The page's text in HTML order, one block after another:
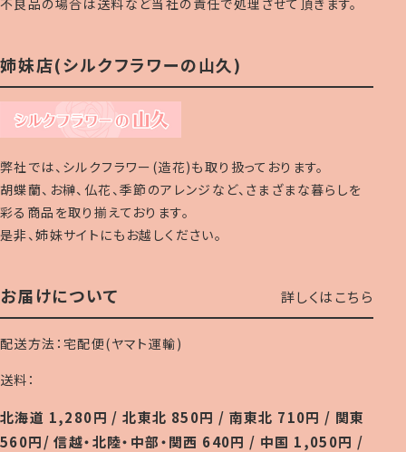
姉妹店(シルクフラワーの山久)
弊社では、シルクフラワー(造花)も取り扱っております。
胡蝶蘭、お榊、仏花、季節のアレンジなど、さまざまな暮らしを
彩る商品を取り揃えております。
是非、姉妹サイトにもお越しください。
お届けについて 詳しくはこちら
配送方法：宅配便(ヤマト運輸)
送料：
北海道 1,280円 / 北東北 850円 / 南東北 710円 / 関東
560円/ 信越・北陸・中部・関西 640円 / 中国 1,050円 /